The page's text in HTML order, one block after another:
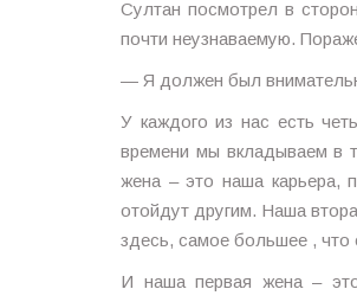
Султан посмотрел в
почти неузнаваемую.
— Я должен был
У каждого из нас есть
времени мы вкладываем в
жена – это наша карьера,
отойдут другим. Наша
здесь, самое большее , что
И наша первая жена –